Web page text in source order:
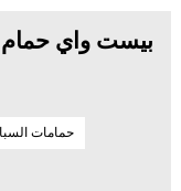
حمامات